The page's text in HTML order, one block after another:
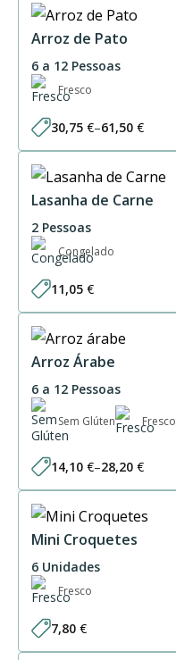
Arroz de Pato
6 a 12 Pessoas
Fresco
30,75 €–61,50 €
Price
range:
through
61,50 €
Lasanha de Carne
2 Pessoas
Congelado
11,05 €
Arroz Árabe
6 a 12 Pessoas
Sem Glúten Fresco
14,10 €–28,20 €
Price
range:
through
28,20 €
Mini Croquetes
6 Unidades
Fresco
7,80 €